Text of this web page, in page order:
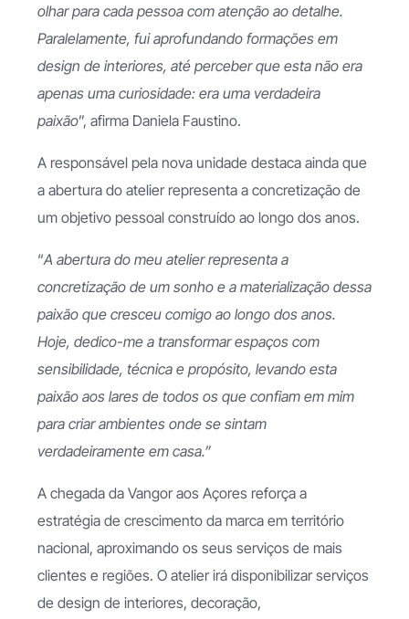
olhar para cada pessoa com atenção ao detalhe.
Paralelamente, fui aprofundando formações em
design de interiores, até perceber que esta não era
apenas uma curiosidade: era uma verdadeira
paixão”, afirma Daniela Faustino.
A responsável pela nova unidade destaca ainda que
a abertura do atelier representa a concretização de
um objetivo pessoal construído ao longo dos anos.
“A abertura do meu atelier representa a
concretização de um sonho e a materialização dessa
paixão que cresceu comigo ao longo dos anos.
Hoje, dedico-me a transformar espaços com
sensibilidade, técnica e propósito, levando esta
paixão aos lares de todos os que confiam em mim
para criar ambientes onde se sintam
verdadeiramente em casa.”
A chegada da Vangor aos Açores reforça a
estratégia de crescimento da marca em território
nacional, aproximando os seus serviços de mais
clientes e regiões. O atelier irá disponibilizar serviços
de design de interiores, decoração,